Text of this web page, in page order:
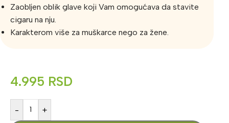
Zaobljen oblik glave koji Vam omogućava da stavite
cigaru na nju.
Karakterom više za muškarce nego za žene.
4.995 RSD
- +